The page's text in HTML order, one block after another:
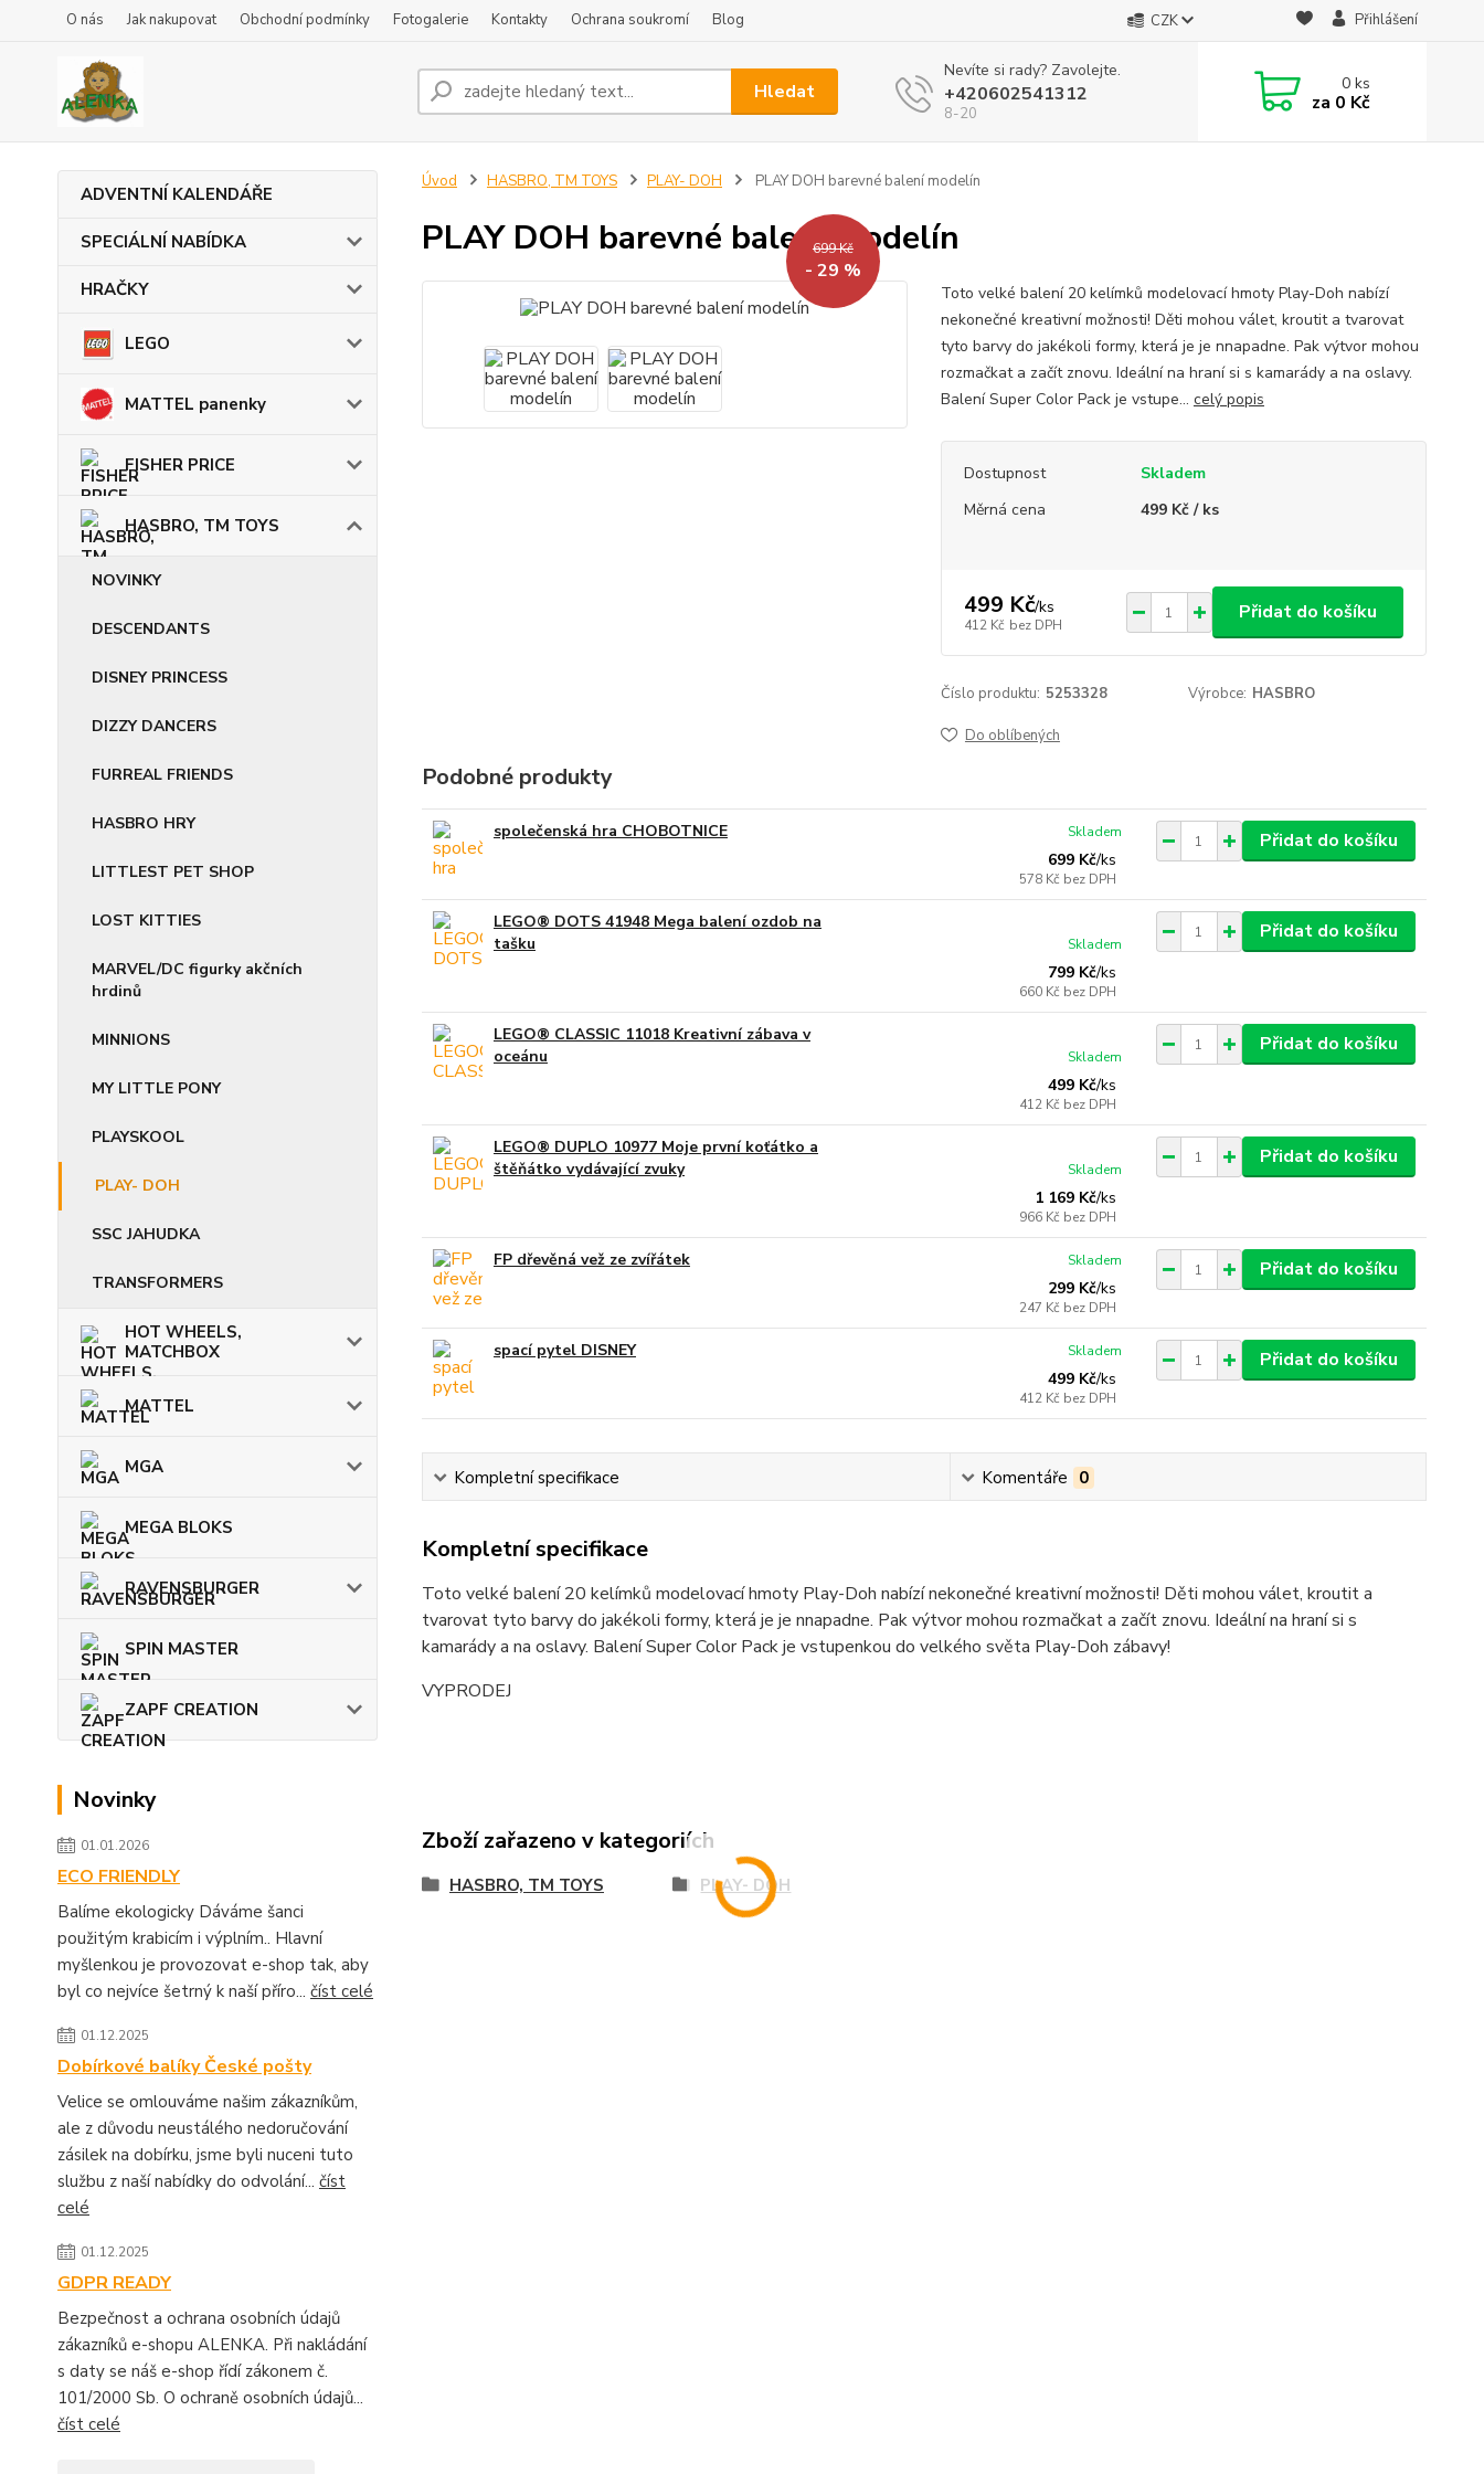
O nás Jak nakupovat Obchodní podmínky Fotogalerie Kontakty Ochrana soukromí Blog CZK Přihlášení
Hledat
Nevíte si rady? Zavolejte.
+420602541312
8-20
0ks
za 0 Kč
ADVENTNÍ KALENDÁŘE
SPECIÁLNÍ NABÍDKA
HRAČKY
LEGO
MATTEL panenky
FISHER PRICE
HASBRO, TM TOYS
NOVINKY
DESCENDANTS
DISNEY PRINCESS
DIZZY DANCERS
FURREAL FRIENDS
HASBRO HRY
LITTLEST PET SHOP
LOST KITTIES
MARVEL/DC figurky akčních
hrdinů
MINNIONS
MY LITTLE PONY
PLAYSKOOL
PLAY- DOH
SSC JAHUDKA
TRANSFORMERS
HOT WHEELS,
MATCHBOX
MATTEL
MGA
MEGA BLOKS
RAVENSBURGER
SPIN MASTER
ZAPF CREATION
Novinky
01.01.2026
ECO FRIENDLY
Balíme ekologicky Dáváme šanci
použitým krabicím i výplním.. Hlavní
myšlenkou je provozovat e-shop tak, aby
byl co nejvíce šetrný k naší příro... číst celé
01.12.2025
Dobírkové balíky České pošty
Velice se omlouváme našim zákazníkům,
ale z důvodu neustálého nedoručování
zásilek na dobírku, jsme byli nuceni tuto
službu z naší nabídky do odvolání... číst
celé
01.12.2025
GDPR READY
Bezpečnost a ochrana osobních údajů
zákazníků e-shopu ALENKA. Při nakládání
s daty se náš e-shop řídí zákonem č.
101/2000 Sb. O ochraně osobních údajů...
číst celé
Úvod HASBRO, TM TOYS PLAY- DOH PLAY DOH barevné balení modelín
PLAY DOH barevné balení modelín
699 Kč
- 29 %
Toto velké balení 20 kelímků modelovací hmoty Play-Doh nabízí
nekonečné kreativní možnosti! Děti mohou válet, kroutit a tvarovat
tyto barvy do jakékoli formy, která je je nnapadne. Pak výtvor mohou
rozmačkat a začít znovu. Ideální na hraní si s kamarády a na oslavy.
Balení Super Color Pack je vstupe... celý popis
Dostupnost
Skladem
Měrná cena
499 Kč / ks
499 Kč/ks
412 Kč bez DPH
Přidat do košíku
Číslo produktu: 5253328 Výrobce: HASBRO
Do oblíbených
Podobné produkty
společenská hra CHOBOTNICE
699 Kč/ks
578 Kč bez DPH
Skladem Přidat do košíku
LEGO® DOTS 41948 Mega balení ozdob na
tašku
799 Kč/ks
660 Kč bez DPH
Skladem
Přidat do košíku
LEGO® CLASSIC 11018 Kreativní zábava v
oceánu
499 Kč/ks
412 Kč bez DPH
Skladem
Přidat do košíku
LEGO® DUPLO 10977 Moje první koťátko a
štěňátko vydávající zvuky
1 169 Kč/ks
966 Kč bez DPH
Skladem
Přidat do košíku
FP dřevěná vež ze zvířátek
299 Kč/ks
247 Kč bez DPH
Skladem Přidat do košíku
spací pytel DISNEY
499 Kč/ks
412 Kč bez DPH
Skladem Přidat do košíku
Kompletní specifikace Komentáře 0
Kompletní specifikace
Toto velké balení 20 kelímků modelovací hmoty Play-Doh nabízí nekonečné kreativní možnosti! Děti mohou válet, kroutit a
tvarovat tyto barvy do jakékoli formy, která je je nnapadne. Pak výtvor mohou rozmačkat a začít znovu. Ideální na hraní si s
kamarády a na oslavy. Balení Super Color Pack je vstupenkou do velkého světa Play-Doh zábavy!
VYPRODEJ
Zboží zařazeno v kategoriích
HASBRO, TM TOYS PLAY- DOH